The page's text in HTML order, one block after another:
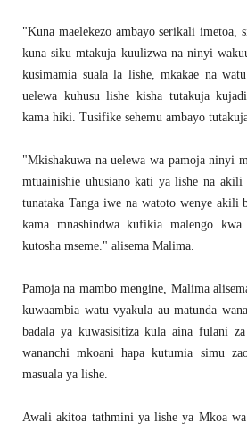
"Kuna maelekezo ambayo serikali imetoa,
kuna siku mtakuja kuulizwa na ninyi
kusimamia suala la lishe, mkakae na
uelewa kuhusu lishe kisha tutakuja
kama hiki. Tusifike sehemu ambayo
"Mkishakuwa na uelewa wa pamoja ninyi
mtuainishie uhusiano kati ya lishe na akili
tunataka Tanga iwe na watoto wenye akili
kama mnashindwa kufikia malengo kwa
kutosha mseme." alisema Malima.
Pamoja na mambo mengine, Malima
kuwaambia watu vyakula au matunda
badala ya kuwasisitiza kula aina fulani
wananchi mkoani hapa kutumia simu
masuala ya lishe.
Awali akitoa tathmini ya lishe ya Mkoa